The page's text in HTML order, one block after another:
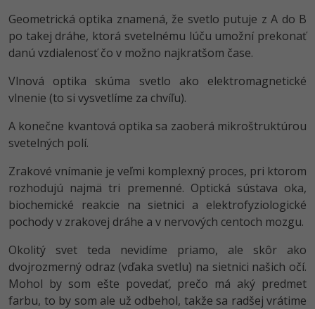
Geometrická optika znamená, že svetlo putuje z A do B
po takej dráhe, ktorá svetelnému lúču umožní prekonať
danú vzdialenosť čo v možno najkratšom čase.
Vlnová optika skúma svetlo ako elektromagnetické
vlnenie (to si vysvetlíme za chvíľu).
A konečne kvantová optika sa zaoberá mikroštruktúrou
svetelných polí.
Zrakové vnímanie je veľmi komplexný proces, pri ktorom
rozhodujú najmä tri premenné. Optická sústava oka,
biochemické reakcie na sietnici a elektrofyziologické
pochody v zrakovej dráhe a v nervových centoch mozgu.
Okolitý svet teda nevidíme priamo, ale skôr ako
dvojrozmerný odraz (vďaka svetlu) na sietnici našich očí.
Mohol by som ešte povedať, prečo má aký predmet
farbu, to by som ale už odbehol, takže sa radšej vrátime